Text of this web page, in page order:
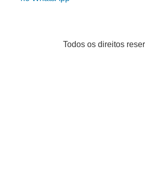
no WhatsApp
Todos os direitos